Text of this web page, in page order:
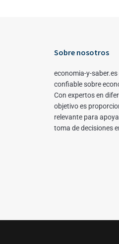
Sobre nosotros
economia-y-
confiable sobre
Con expertos en
objetivo es
relevante para
toma de decisiones